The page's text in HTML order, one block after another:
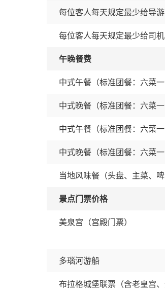
每位客人每天规定最少给导
每位客人每天规定最少给司
午晚餐费
中式午餐（标准团餐：六菜一
中式晚餐（标准团餐：六菜一
中式午餐（标准团餐：六菜一
中式晚餐（标准团餐：六菜一
当地风味餐（头盘、主菜、啤
景点门票价格
美泉宫（宫殿门票）
多瑙河游船
布拉格城堡联票（含老皇宫